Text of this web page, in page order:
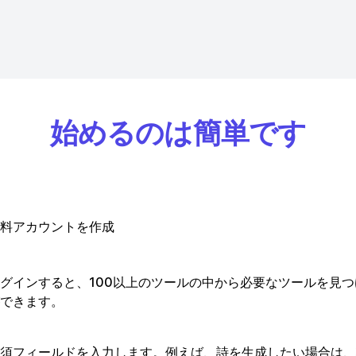
始めるのは簡単です
アカウントを作成
インすると、100以上のツールの中から必要なツールを見つ
きます。
フィールドを入力します。例えば、詩を生成したい場合は